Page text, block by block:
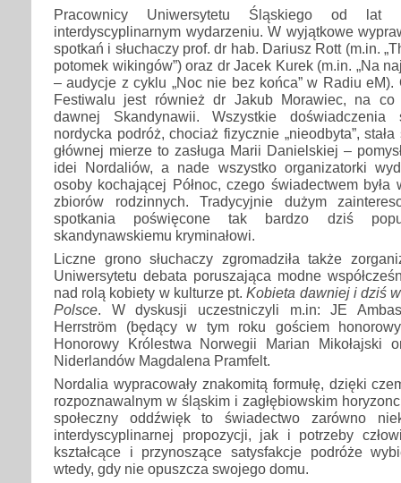
Pracownicy Uniwersytetu Śląskiego od lat
interdyscyplinarnym wydarzeniu. W wyjątkowe
spotkań i słuchaczy prof. dr hab. Dariusz Rott (m.in.
potomek wikingów”) oraz dr Jacek Kurek (m.in. „Na
– audycje z cyklu „Noc nie bez końca” w Radiu eM).
Festiwalu jest również dr Jakub Morawiec, na
dawnej Skandynawii. Wszystkie doświadczenia
nordycka podróż, chociaż fizycznie „nieodbyta”,
głównej mierze to zasługa Marii Danielskiej –
idei Nordaliów, a nade wszystko organizatorki
osoby kochającej Północ, czego świadectwem
zbiorów rodzinnych. Tradycyjnie dużym
spotkania poświęcone tak bardzo dziś
skandynawskiemu kryminałowi.
Liczne grono słuchaczy zgromadziła także
Uniwersytetu debata poruszająca modne
nad rolą kobiety w kulturze pt. Kobieta dawniej i dziś
Polsce. W dyskusji uczestniczyli m.in: JE
Herrström (będący w tym roku gościem
Honorowy Królestwa Norwegii Marian Mikołajski
Niderlandów Magdalena Pramfelt.
Nordalia wypracowały znakomitą formułę, dzięki
rozpoznawalnym w śląskim i zagłębiowskim
społeczny oddźwięk to świadectwo zarówno
interdyscyplinarnej propozycji, jak i potrzeby
kształcące i przynoszące satysfakcje podróże
wtedy, gdy nie opuszcza swojego domu.